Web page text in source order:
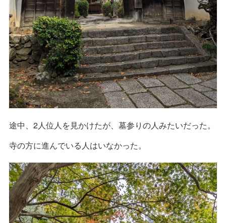
途中、2人位人を見かけたが、墓参りの人みたいだった。
寺の方に進んでいる人はいなかった。